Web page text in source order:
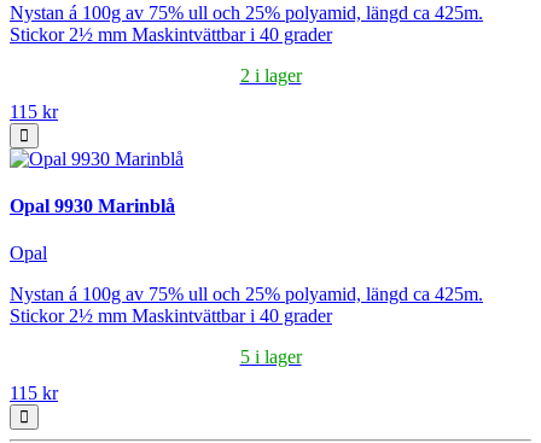
Nystan á 100g av 75% ull och 25% polyamid, längd ca 425m.
Stickor 2½ mm Maskintvättbar i 40 grader
2 i lager
115 kr
Opal 9930 Marinblå
Opal
Nystan á 100g av 75% ull och 25% polyamid, längd ca 425m.
Stickor 2½ mm Maskintvättbar i 40 grader
5 i lager
115 kr